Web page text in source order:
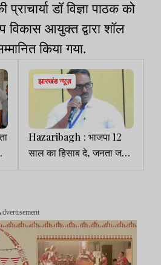
प्राचार्या डॉ विज्ञा पाठक को
विकास आयुक्त द्वारा शॉल
किया गया.
झारखंड न्यूज़
Hazaribagh : भाजपा 12
साल का हिसाब दे, जनता जवाब
मांग रही- विनोद कुशवाहा